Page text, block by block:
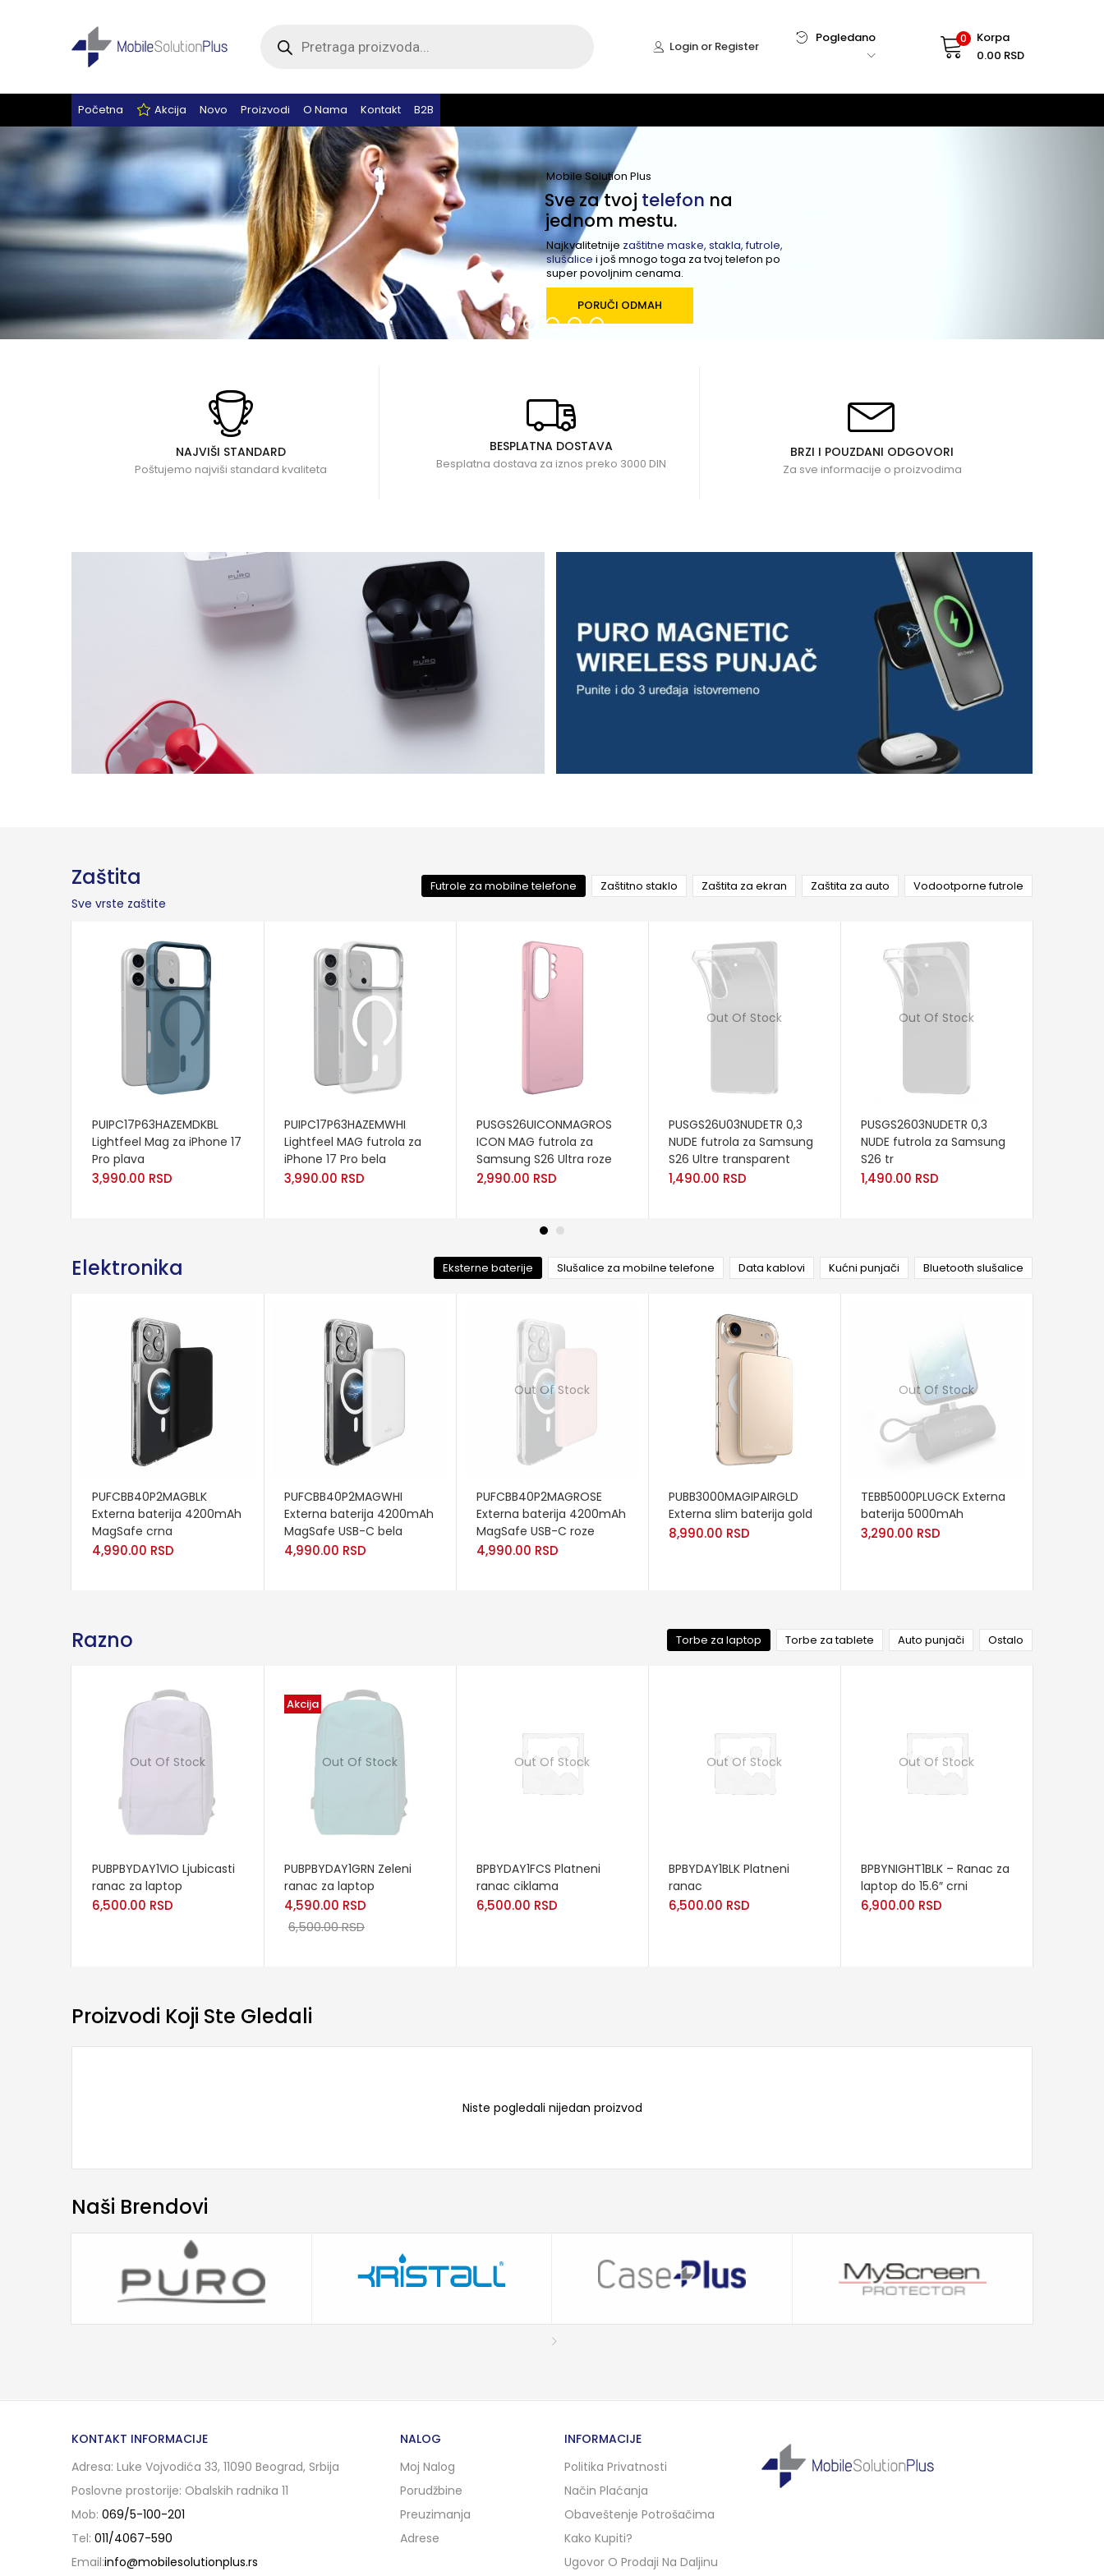
search Login or Register
Pogledano 0
Korpa
0.00 RSD
Početna Akcija Novo Proizvodi O Nama Kontakt B2B
Sve za tvoj telefon na
jednom mestu.
Mobile Solution Plus
Najkvalitetnije zaštitne maske, stakla, futrole,
slušalice i još mnogo toga za tvoj telefon po
super povoljnim cenama.
PORUČI ODMAH
NAJVIŠI STANDARD
Poštujemo najviši standard kvaliteta
BESPLATNA DOSTAVA
Besplatna dostava za iznos preko 3000 DIN
BRZI I POUZDANI ODGOVORI
Za sve informacije o proizvodima
Zaštita
Sve vrste zaštite
Futrole za mobilne telefone Zaštitno staklo Zaštita za ekran Zaštita za auto Vodootporne futrole
PUIPC17P63HAZEMDKBL
Lightfeel Mag za iPhone 17
Pro plava
3,990.00 RSD
PUIPC17P63HAZEMWHI
Lightfeel MAG futrola za
iPhone 17 Pro bela
3,990.00 RSD
PUSGS26UICONMAGROS
ICON MAG futrola za
Samsung S26 Ultra roze
2,990.00 RSD
Out Of Stock
PUSGS26U03NUDETR 0,3
NUDE futrola za Samsung
S26 Ultre transparent
1,490.00 RSD
Out Of Stock
PUSGS2603NUDETR 0,3
NUDE futrola za Samsung
S26 tr
1,490.00 RSD
Elektronika Eksterne baterije Slušalice za mobilne telefone Data kablovi Kućni punjači Bluetooth slušalice
PUFCBB40P2MAGBLK
Externa baterija 4200mAh
MagSafe crna
4,990.00 RSD
PUFCBB40P2MAGWHI
Externa baterija 4200mAh
MagSafe USB-C bela
4,990.00 RSD
Out Of Stock
PUFCBB40P2MAGROSE
Externa baterija 4200mAh
MagSafe USB-C roze
4,990.00 RSD
PUBB3000MAGIPAIRGLD
Externa slim baterija gold
8,990.00 RSD
Out Of Stock
TEBB5000PLUGCK Externa
baterija 5000mAh
3,290.00 RSD
Razno Torbe za laptop Torbe za tablete Auto punjači Ostalo
Out Of Stock
PUBPBYDAY1VIO Ljubicasti
ranac za laptop
6,500.00 RSD
Akcija
Out Of Stock
PUBPBYDAY1GRN Zeleni
ranac za laptop
4,590.00 RSD
6,500.00RSD
Out Of Stock
BPBYDAY1FCS Platneni
ranac ciklama
6,500.00 RSD
Out Of Stock
BPBYDAY1BLK Platneni
ranac
6,500.00 RSD
Out Of Stock
BPBYNIGHT1BLK – Ranac za
laptop do 15.6″ crni
6,900.00 RSD
Proizvodi Koji Ste Gledali
Niste pogledali nijedan proizvod
Naši Brendovi
KONTAKT INFORMACIJE
Adresa: Luke Vojvodića 33, 11090 Beograd, Srbija
Poslovne prostorije: Obalskih radnika 11
Mob: 069/5-100-201
Tel: 011/4067-590
Email:info@mobilesolutionplus.rs
NALOG
Moj Nalog
Porudžbine
Preuzimanja
Adrese
INFORMACIJE
Politika Privatnosti
Način Plaćanja
Obaveštenje Potrošačima
Kako Kupiti?
Ugovor O Prodaji Na Daljinu